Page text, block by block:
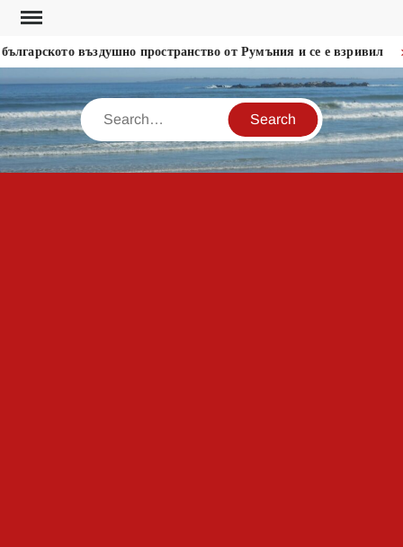
Skip
content
въздушно пространство от Румъния и се е взривил
Search